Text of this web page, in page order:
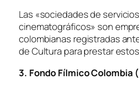
Las «sociedades de servicios
cinematográficos» son
colombianas registradas
de Cultura para prestar
3. Fondo Fílmico Colombia